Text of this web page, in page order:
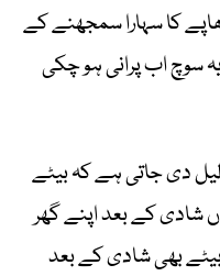
کا سہارا سمجھنے کے
یہ سوچ اب پرانی ہو چکی
دی جاتی ہے کہ بیٹے
شادی کے بعد اپنے گھر
بھی شادی کے بعد